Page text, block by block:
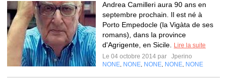
Andrea Camilleri aura 90 ans en
septembre prochain. Il est né à
Porto Empedocle (la Vigàta de ses
romans), dans la province
d'Agrigente, en Sicile.
Lire la suite
Le 04 octobre 2014 par
Jperino
NONE NONE NONE NONE NONE